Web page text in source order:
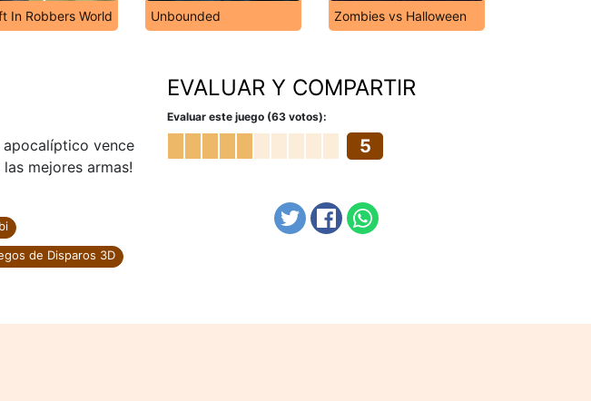
In Robbers World Unbounded Zombies vs Halloween
apocalíptico vence
mejores armas!
de Disparos 3D
EVALUAR Y COMPARTIR
Evaluar este juego (63 votos):
5